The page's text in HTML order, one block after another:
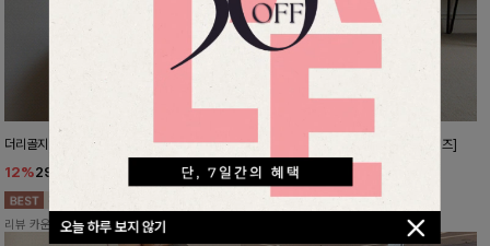
오늘 하루 보지 않기
더리골지 카라니트
12%29,900
리뷰 카운트 영역
강력한편안함 와이드슬랙스[FREE,L사이즈]
10% 37,800
리뷰 카운트 영역